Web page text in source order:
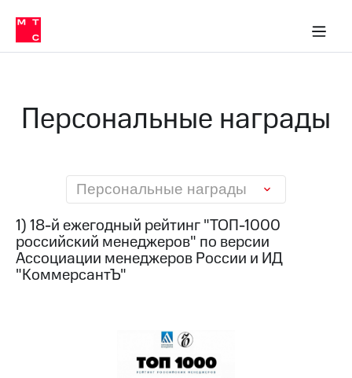
Медиа-центр
и акционерам
Устойчивое развитие
Комплаенс и деловая этика
компании
в МТС
Руководство
Правовая
информация
Контакты
МТС
о технологиях
Персональные награды
Персональные награды
1) 18-й ежегодный рейтинг "ТОП-1000
российский менеджеров" по версии
Ассоциации менеджеров России и ИД
"КоммерсантЪ"